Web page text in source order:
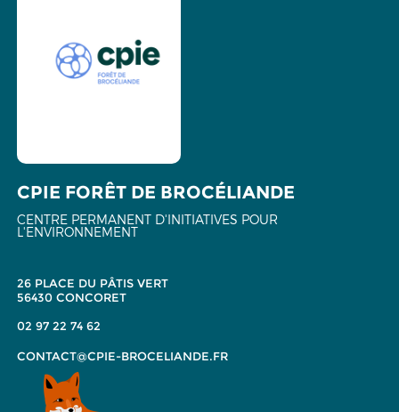
CPIE FORÊT DE BROCÉLIANDE
CENTRE PERMANENT D'INITIATIVES POUR
L'ENVIRONNEMENT
26 PLACE DU PÂTIS VERT
56430 CONCORET
02 97 22 74 62
CONTACT@CPIE-BROCELIANDE.FR